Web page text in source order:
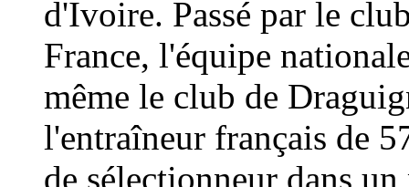
d'Ivoire. Passé par le
France, l'équipe
même le club de
l'entraîneur français de
de sélectionneur dans